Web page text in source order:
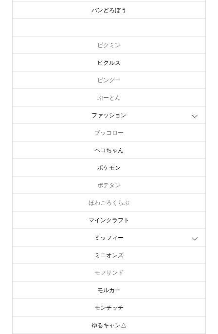
パンどろぼう
ピクミン
ピクルス
ピングー
ぷーとん
ファッション
ブッコロー
ペコちゃん
ポケモン
ポテタン
ほわころくらぶ
マインクラフト
ミッフィー
ミニオンズ
モフサンド
モルカー
モンチッチ
ゆるキャン△